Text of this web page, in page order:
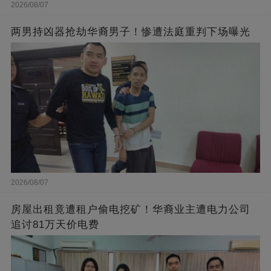
2026/08/07
两男持凶器抢劫华裔男子！惨遭法庭重判下场曝光
2026/08/07
房屋出租竟遭租户偷电挖矿！华裔业主遭电力公司
追讨81万天价电费